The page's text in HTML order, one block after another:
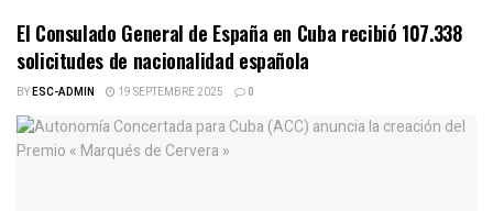
El Consulado General de España en Cuba recibió 107.338
solicitudes de nacionalidad española
BYESC-ADMIN 19 SEPTEMBRE 2025 0